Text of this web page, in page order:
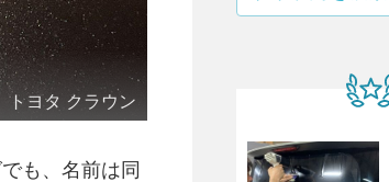
トヨタ クラウン
も、名前は同